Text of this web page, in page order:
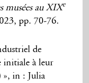
musées au XIXe
pp. 70-76.
de
initiale à leur
», in : Julia